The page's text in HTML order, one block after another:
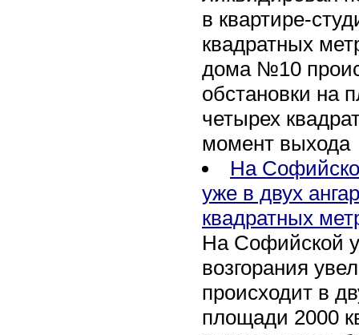
в квартире-
квадратных
дома №10
обстановки на
четырех
момент выхода
На
уже в двух
квадратных
На Софийской
возгорания
происходит в
площади 2000